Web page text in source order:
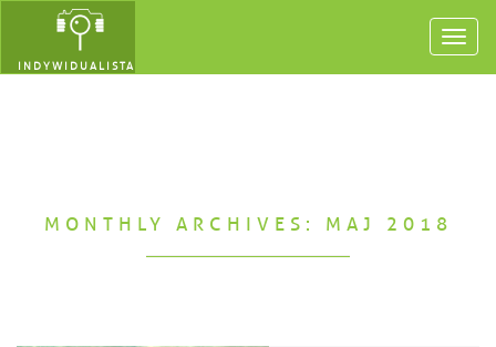
INDYWIDUALISTA
MONTHLY ARCHIVES: MAJ 2018